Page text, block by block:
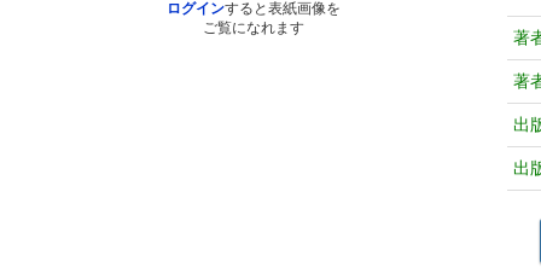
ログインすると表紙画像を
ご覧になれます
著
著
出
出